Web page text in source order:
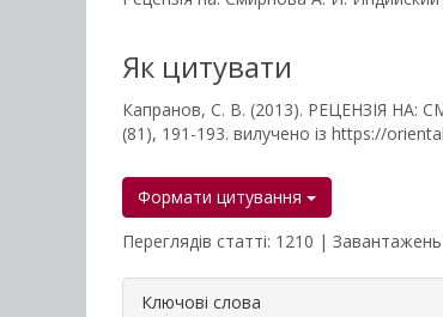
Як цитувати
Капранов, С. В. (2013). РЕЦЕНЗІЯ
(81), 191-193. вилучено із https://
Формати цитування
Переглядів статті: 1210 |
Ключові слова